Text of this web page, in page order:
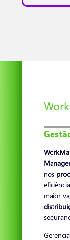
nos
maior